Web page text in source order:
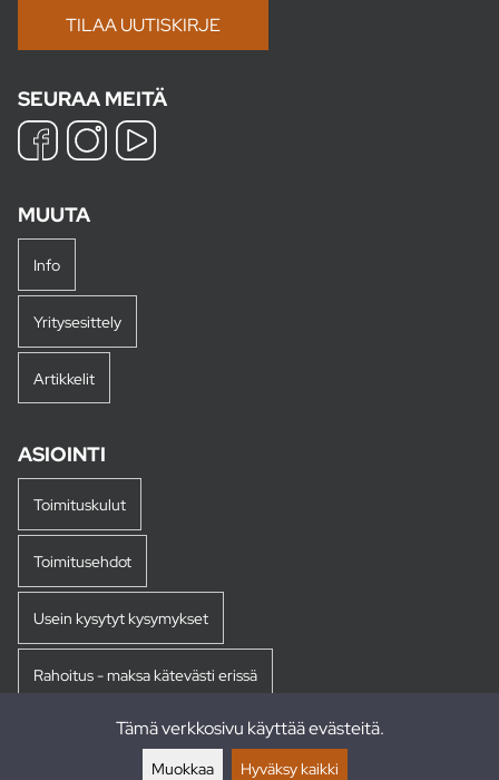
SEURAA MEITÄ
MUUTA
Info
Yritysesittely
Artikkelit
ASIOINTI
Toimituskulut
Toimitusehdot
Usein kysytyt kysymykset
Rahoitus - maksa kätevästi erissä
Tämä verkkosivu käyttää evästeitä.
Muokkaa Hyväksy kaikki